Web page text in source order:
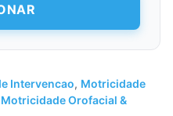
Intervencao, Motricidade
Motricidade Orofacial &